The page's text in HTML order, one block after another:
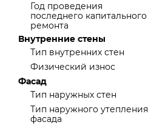
Год проведения
последнего капитального
ремонта
Внутренние стены
Тип внутренних стен
Физический износ
Фасад
Тип наружных стен
Тип наружного утепления
фасада